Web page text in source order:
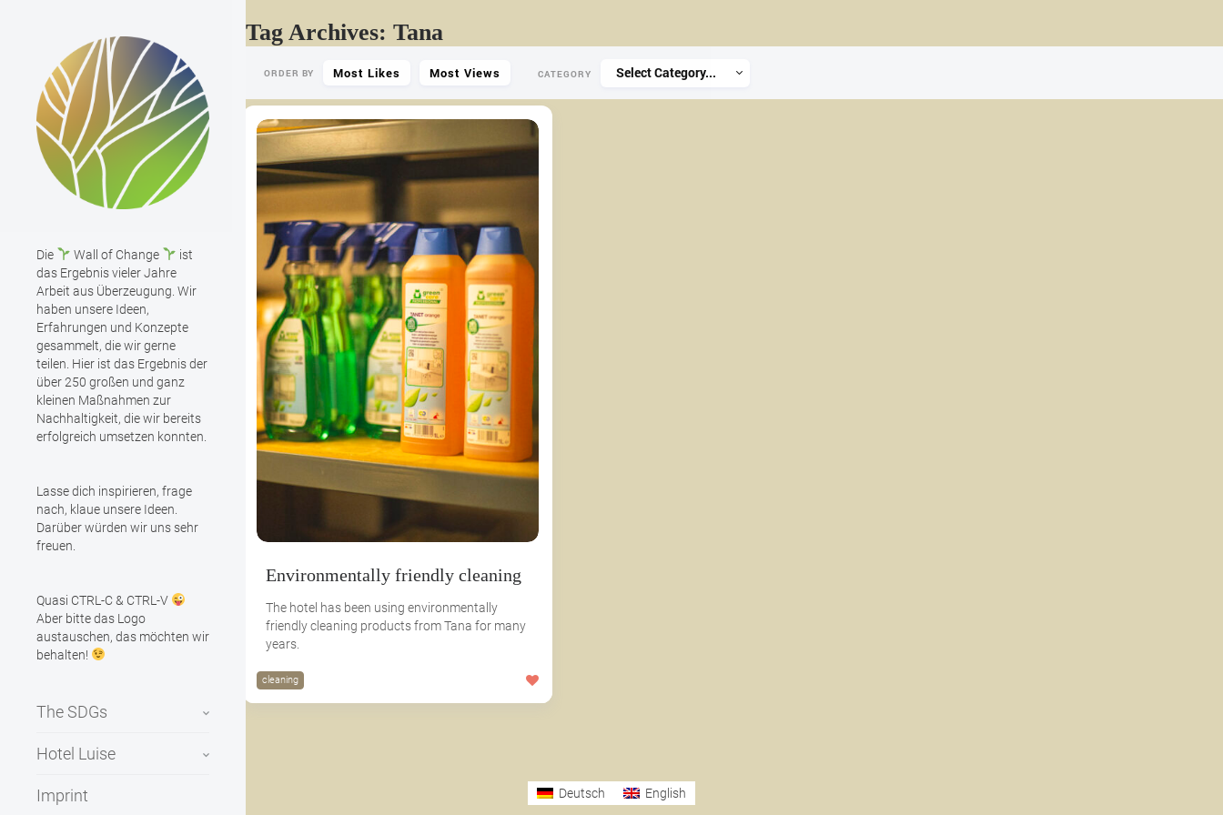
Die Wall of Change
ist
das Ergebnis vieler Jahre
Arbeit aus Überzeugung. Wir
haben unsere Ideen,
Erfahrungen und Konzepte
gesammelt, die wir gerne
teilen. Hier ist das Ergebnis der
über 250 großen und ganz
kleinen Maßnahmen zur
Nachhaltigkeit, die wir bereits
erfolgreich umsetzen konnten.
Lasse dich inspirieren, frage
nach, klaue unsere Ideen.
Darüber würden wir uns sehr
freuen.
Quasi CTRL-C & CTRL-V
Aber bitte das Logo
austauschen, das möchten wir
behalten!
The SDGs
Hotel Luise
Imprint
Tag Archives: Tana
ORDER BY Most Likes Most Views CATEGORY Select Category...
Environmentally friendly cleaning
The hotel has been using environmentally
friendly cleaning products from Tana for many
years.
cleaning
Deutsch English